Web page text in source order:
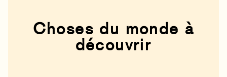
Choses du monde à
découvrir